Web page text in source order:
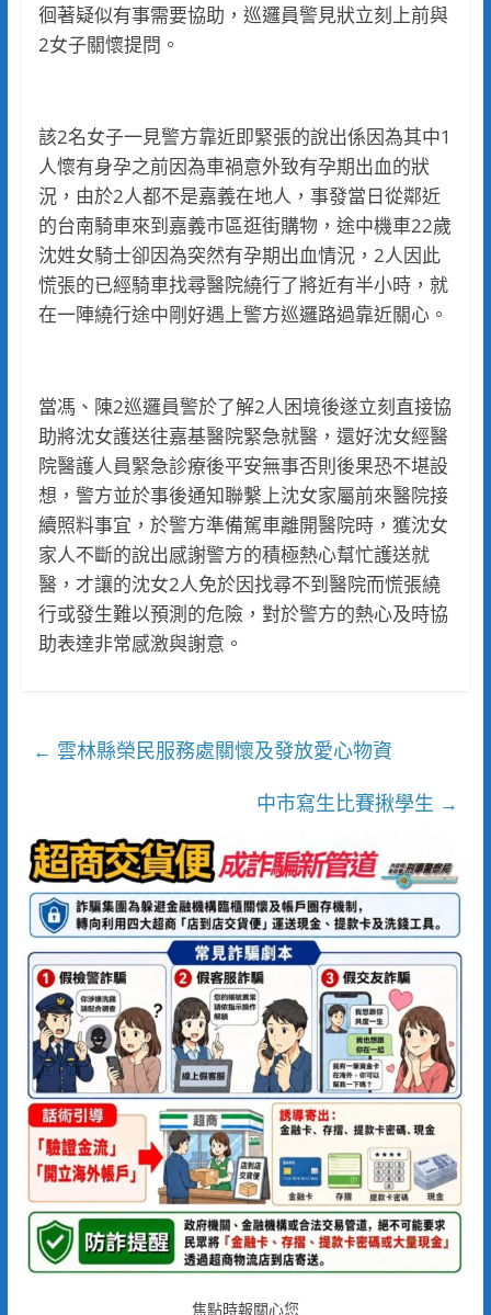
徊著疑似有事需要協助，巡邏員警見狀立刻上前與
2女子關懷提問。
該2名女子一見警方靠近即緊張的說出係因為其中1
人懷有身孕之前因為車禍意外致有孕期出血的狀
況，由於2人都不是嘉義在地人，事發當日從鄰近
的台南騎車來到嘉義市區逛街購物，途中機車22歲
沈姓女騎士卻因為突然有孕期出血情況，2人因此
慌張的已經騎車找尋醫院繞行了將近有半小時，就
在一陣繞行途中剛好遇上警方巡邏路過靠近關心。
當馮、陳2巡邏員警於了解2人困境後遂立刻直接協
助將沈女護送往嘉基醫院緊急就醫，還好沈女經醫
院醫護人員緊急診療後平安無事否則後果恐不堪設
想，警方並於事後通知聯繫上沈女家屬前來醫院接
續照料事宜，於警方準備駕車離開醫院時，獲沈女
家人不斷的說出感謝警方的積極熱心幫忙護送就
醫，才讓的沈女2人免於因找尋不到醫院而慌張繞
行或發生難以預測的危險，對於警方的熱心及時協
助表達非常感激與謝意。
← 雲林縣榮民服務處關懷及發放愛心物資
中市寫生比賽揪學生 →
焦點時報關心您